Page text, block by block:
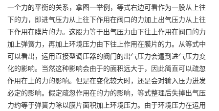
一个力的平衡的关系，拿图一举例，等式右边可看作为一股从上往
下的力，即进气压力从上往下作用在阀口的力加上出气压力从上往
下作用在膜片的力。这股力等于出气压力由下往上作用在阀口的力
加上弹簧力，再加上环境压力由下往上作用在膜片的力。从等式中
可以看出，运用直接型调压器的阀门的出气压力会遭到进气压力变
化的影响。当然这种影响会由于的面积远大于，因此简直可以疏忽
作用在上的力的影响。但是在变化较大时，还是会对输入压力迸发
必定的影响。假定疏忽作用在的力的影响，等式整理后失掉出气压
力约等于弹簧力除以膜片面积加上环境压力。由于环境压力在运用